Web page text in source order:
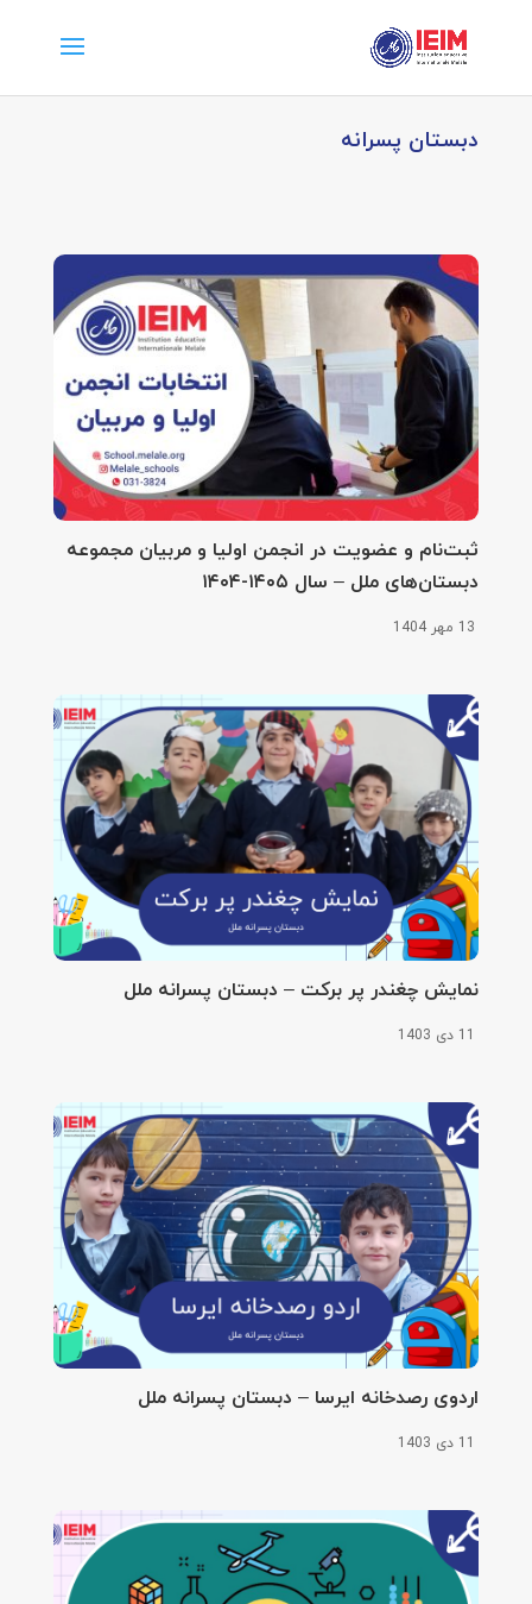
دبستان پسرانه
ثبت‌نام و عضویت در انجمن اولیا و مربیان مجموعه
دبستان‌های ملل – سال ۱۴۰۵-۱۴۰۴
13 مهر 1404
نمایش چغندر پر برکت – دبستان پسرانه ملل
11 دی 1403
اردوی رصدخانه ایرسا – دبستان پسرانه ملل
11 دی 1403